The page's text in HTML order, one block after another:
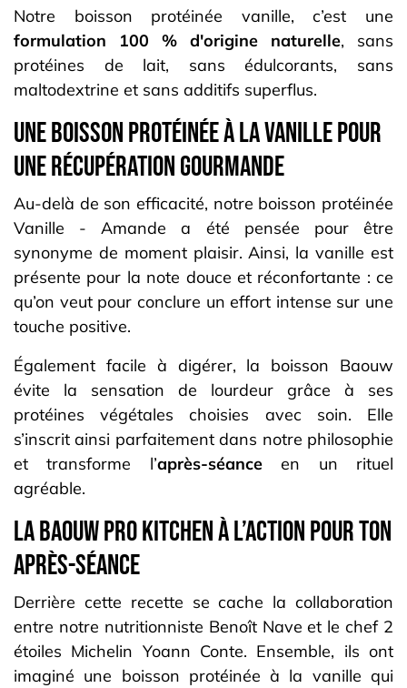
Notre boisson protéinée vanille, c’est une
formulation 100 % d'origine naturelle, sans
protéines de lait, sans édulcorants, sans
maltodextrine et sans additifs superflus.
Une boisson protéinée à la vanille pour
une récupération gourmande
Au-delà de son efficacité, notre boisson protéinée
Vanille - Amande a été pensée pour être
synonyme de moment plaisir. Ainsi, la vanille est
présente pour la note douce et réconfortante : ce
qu’on veut pour conclure un effort intense sur une
touche positive.
Également facile à digérer, la boisson Baouw
évite la sensation de lourdeur grâce à ses
protéines végétales choisies avec soin. Elle
s’inscrit ainsi parfaitement dans notre philosophie
et transforme l’après-séanceen un rituel
agréable.
La Baouw Pro Kitchen à l’action pour ton
après-séance
Derrière cette recette se cache la collaboration
entre notre nutritionniste Benoît Nave et le chef 2
étoiles Michelin Yoann Conte. Ensemble, ils ont
imaginé une boisson protéinée à la vanille qui